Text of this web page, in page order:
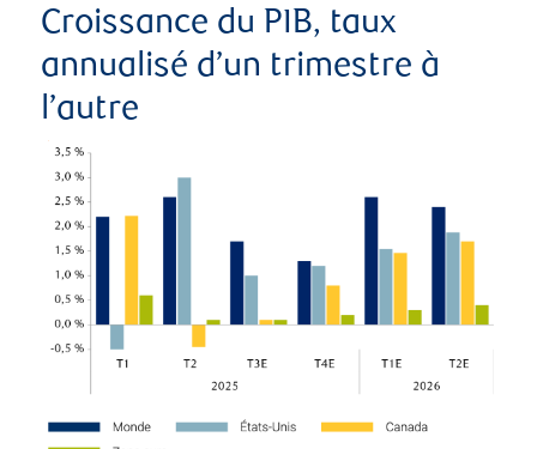
Croissance du PIB, taux
annualisé d’un trimestre à
l’autre